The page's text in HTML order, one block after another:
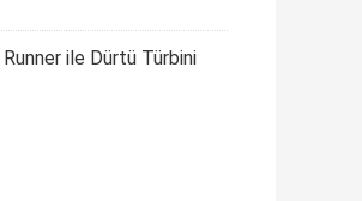
ile Dürtü Türbini